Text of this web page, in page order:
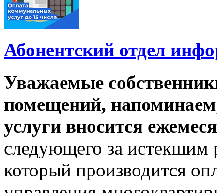
Абонентский отдел
Уважаемые
помещений,
услуги вносится
следующего за истекшим
который производится